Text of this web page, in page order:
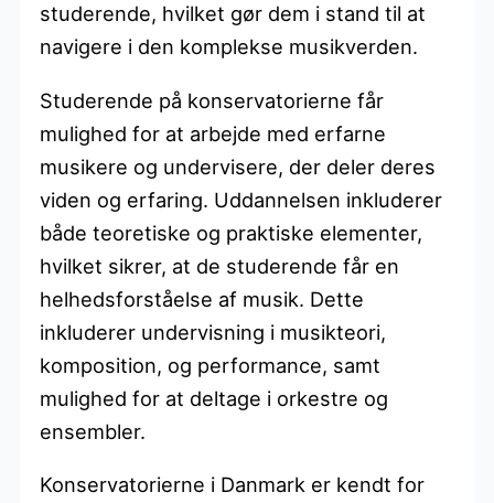
studerende, hvilket gør dem i stand til at
navigere i den komplekse musikverden.
Studerende på konservatorierne får
mulighed for at arbejde med erfarne
musikere og undervisere, der deler deres
viden og erfaring. Uddannelsen inkluderer
både teoretiske og praktiske elementer,
hvilket sikrer, at de studerende får en
helhedsforståelse af musik. Dette
inkluderer undervisning i musikteori,
komposition, og performance, samt
mulighed for at deltage i orkestre og
ensembler.
Konservatorierne i Danmark er kendt for